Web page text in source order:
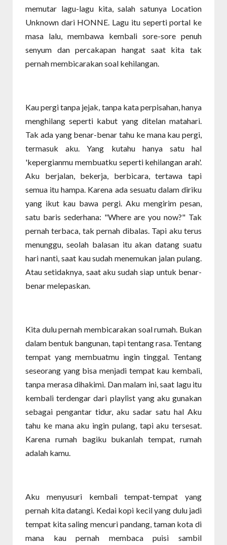
memutar lagu-lagu kita, salah satunya Location
Unknown dari HONNE. Lagu itu seperti portal ke
masa lalu, membawa kembali sore-sore penuh
senyum dan percakapan hangat saat kita tak
pernah membicarakan soal kehilangan.
Kau pergi tanpa jejak, tanpa kata perpisahan, hanya
menghilang seperti kabut yang ditelan matahari.
Tak ada yang benar-benar tahu ke mana kau pergi,
termasuk aku. Yang kutahu hanya satu hal
'kepergianmu membuatku seperti kehilangan arah'.
Aku berjalan, bekerja, berbicara, tertawa tapi
semua itu hampa. Karena ada sesuatu dalam diriku
yang ikut kau bawa pergi. Aku mengirim pesan,
satu baris sederhana: "Where are you now?" Tak
pernah terbaca, tak pernah dibalas. Tapi aku terus
menunggu, seolah balasan itu akan datang suatu
hari nanti, saat kau sudah menemukan jalan pulang.
Atau setidaknya, saat aku sudah siap untuk benar-
benar melepaskan.
Kita dulu pernah membicarakan soal rumah. Bukan
dalam bentuk bangunan, tapi tentang rasa. Tentang
tempat yang membuatmu ingin tinggal. Tentang
seseorang yang bisa menjadi tempat kau kembali,
tanpa merasa dihakimi. Dan malam ini, saat lagu itu
kembali terdengar dari playlist yang aku gunakan
sebagai pengantar tidur, aku sadar satu hal Aku
tahu ke mana aku ingin pulang, tapi aku tersesat.
Karena rumah bagiku bukanlah tempat, rumah
adalah kamu.
Aku menyusuri kembali tempat-tempat yang
pernah kita datangi. Kedai kopi kecil yang dulu jadi
tempat kita saling mencuri pandang, taman kota di
mana kau pernah membaca puisi sambil